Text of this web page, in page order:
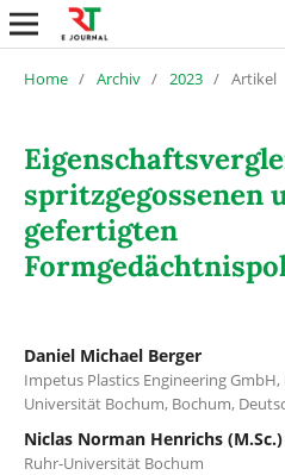
Home / Archiv / 2023 / Artikel
spritzgegossenen
gefertigten
Daniel Michael Berger
Impetus Plastics Engineering
Universität Bochum, Bochum,
Niclas Norman Henrichs (M.Sc.)
Ruhr-Universität Bochum